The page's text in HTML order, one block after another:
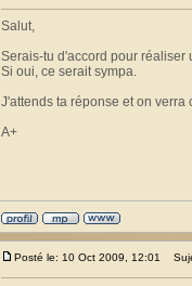
Salut,
Serais-tu d'accord pour réaliser
Si oui, ce serait sympa.
J'attends ta réponse et on verra
A+
Posté le: 10 Oct 2009, 12:01